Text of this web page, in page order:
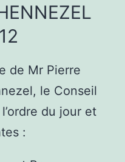
de Mr Pierre
le Conseil
du jour et
: